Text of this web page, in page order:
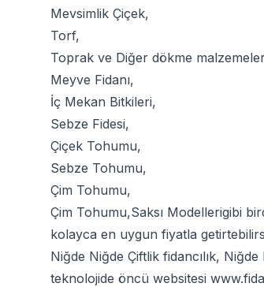
Mevsimlik Çiçek,
Torf,
Toprak ve Diğer dökme malzemeler
Meyve Fidanı,
İç Mekan Bitkileri,
Sebze Fidesi,
Çiçek Tohumu,
Sebze Tohumu,
Çim Tohumu,
Çim Tohumu,Saksı Modellerigibi
kolayca en uygun fiyatla
Niğde Niğde Çiftlik fidancılık,
teknolojide öncü websitesi